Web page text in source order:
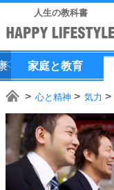
人生の教科書
家庭と教育
心と精神 気力